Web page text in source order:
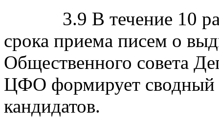
3.9 В течение 10
срока приема писем о
Общественного совета
ЦФО формирует сводный
кандидатов.